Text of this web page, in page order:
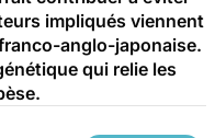
impliqués viennent
anglo-japonaise.
qui relie les